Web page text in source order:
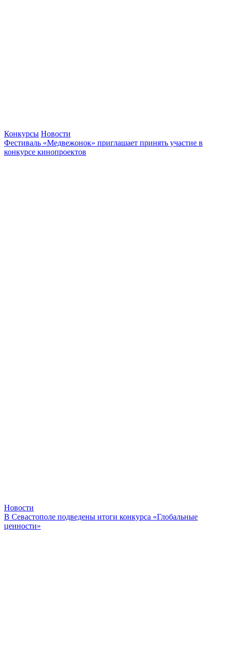
Конкурсы Новости
Фестиваль «Медвежонок» приглашает принять участие в
конкурсе кинопроектов
Новости
В Севастополе подведены итоги конкурса «Глобальные
ценности»